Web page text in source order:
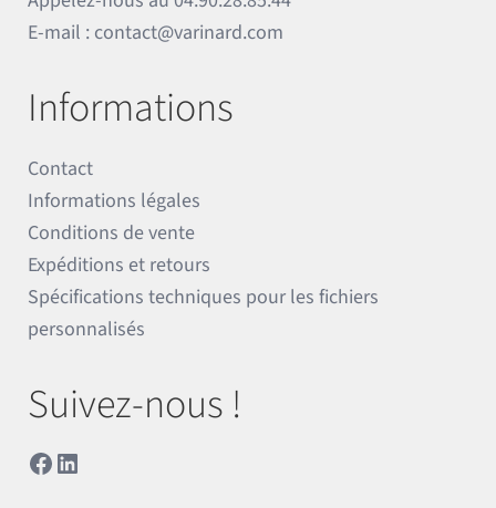
E-mail : contact@varinard.com
Informations
Contact
Informations légales
Conditions de vente
Expéditions et retours
Spécifications techniques pour les fichiers
personnalisés
Suivez-nous !
Facebook
LinkedIn